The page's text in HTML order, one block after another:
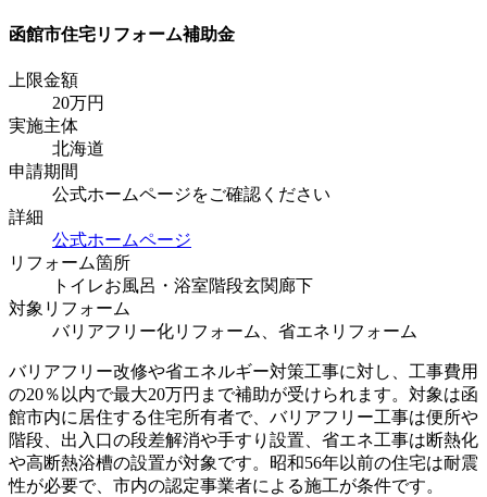
函館市住宅リフォーム補助金
上限金額
20万円
実施主体
北海道
申請期間
公式ホームページをご確認ください
詳細
公式ホームページ
リフォーム箇所
トイレお風呂・浴室階段玄関廊下
対象リフォーム
バリアフリー化リフォーム、省エネリフォーム
バリアフリー改修や省エネルギー対策工事に対し、工事費用
の20％以内で最大20万円まで補助が受けられます。対象は函
館市内に居住する住宅所有者で、バリアフリー工事は便所や
階段、出入口の段差解消や手すり設置、省エネ工事は断熱化
や高断熱浴槽の設置が対象です。昭和56年以前の住宅は耐震
性が必要で、市内の認定事業者による施工が条件です。